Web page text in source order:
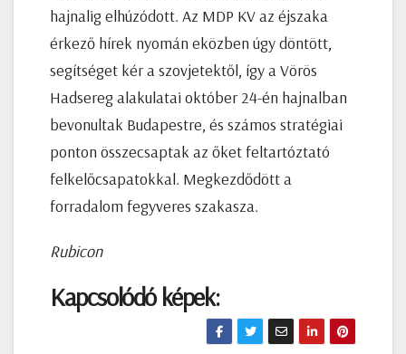
hajnalig elhúzódott. Az MDP KV az éjszaka
érkező hírek nyomán eközben úgy döntött,
segítséget kér a szovjetektől, így a Vörös
Hadsereg alakulatai október 24-én hajnalban
bevonultak Budapestre, és számos stratégiai
ponton összecsaptak az őket feltartóztató
felkelőcsapatokkal. Megkezdődött a
forradalom fegyveres szakasza.
Rubicon
Kapcsolódó képek: